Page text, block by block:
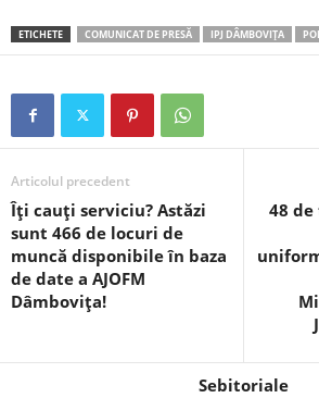
ETICHETE COMUNICAT DE PRESĂ IPJ DÂMBOVIȚA
Articolul precedent
Îți cauți serviciu? Astăzi
sunt 466 de locuri de
muncă disponibile în baza
de date a AJOFM
Dâmbovița!
48
Sebitoriale